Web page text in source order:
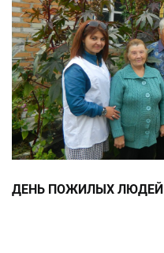
ДЕНЬ ПОЖИЛЫХ ЛЮДЕЙ